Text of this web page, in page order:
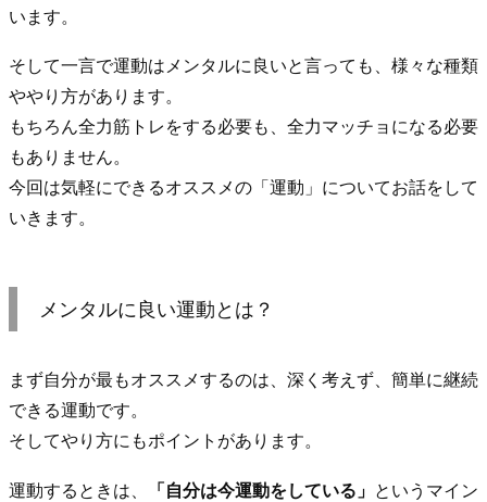
います。
そして一言で運動はメンタルに良いと言っても、様々な種類
ややり方があります。
もちろん全力筋トレをする必要も、全力マッチョになる必要
もありません。
今回は気軽にできるオススメの「運動」についてお話をして
いきます。
メンタルに良い運動とは？
まず自分が最もオススメするのは、深く考えず、簡単に継続
できる運動です。
そしてやり方にもポイントがあります。
運動するときは、 「自分は今運動をしている」 というマイン